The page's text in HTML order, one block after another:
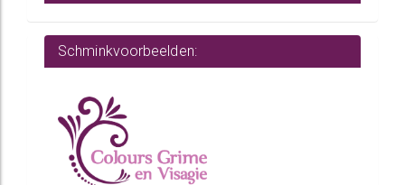
Schminkvoorbeelden: